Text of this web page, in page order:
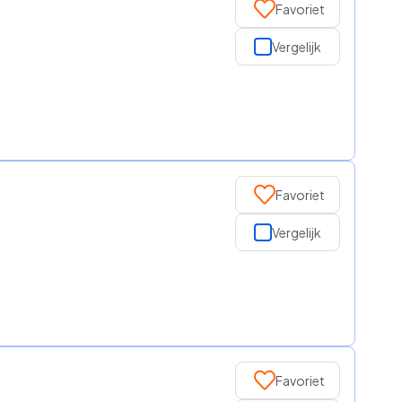
Favoriet
Vergelijk
Favoriet
Vergelijk
Favoriet